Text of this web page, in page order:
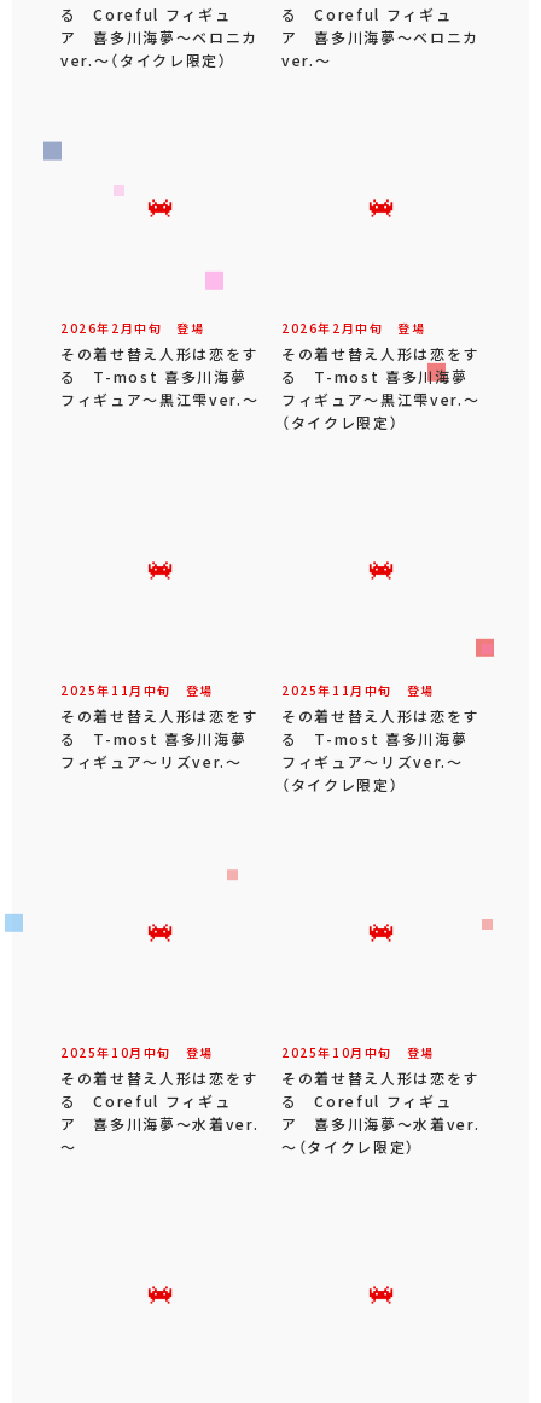
る Coreful フィギュ
ア 喜多川海夢～ベロニカ
ver.～（タイクレ限定）
る Coreful フィギュ
ア 喜多川海夢～ベロニカ
ver.～
2026年 2 月中旬 登場
その着せ替え人形は恋をす
る T-most 喜多川海夢
フィギュア～黒江雫ver.～
2026年 2 月中旬 登場
その着せ替え人形は恋をす
る T-most 喜多川海夢
フィギュア～黒江雫ver.～
（タイクレ限定）
2025年 11 月 中旬 登場
その着せ替え人形は恋をす
る T-most 喜多川海夢
フィギュア～リズver.～
2025年 11 月 中旬 登場
その着せ替え人形は恋をす
る T-most 喜多川海夢
フィギュア～リズver.～
（タイクレ限定）
2025年 10月 中旬 登場
その着せ替え人形は恋をす
る Coreful フィギュ
ア 喜多川海夢～水着ver.
～
2025年 10月 中旬 登場
その着せ替え人形は恋をす
る Coreful フィギュ
ア 喜多川海夢～水着ver.
～（タイクレ限定）